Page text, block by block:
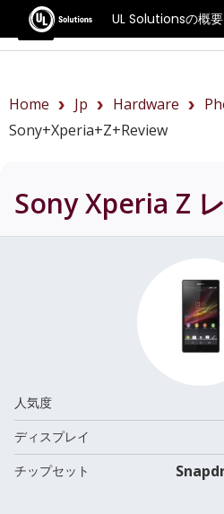
UL Solutionsの概要
ベンチマーク
Home Jp Hardware
Sony+Xperia+Z+review
Sony Xperia Z
人気度
ディスプレイ
チップセット